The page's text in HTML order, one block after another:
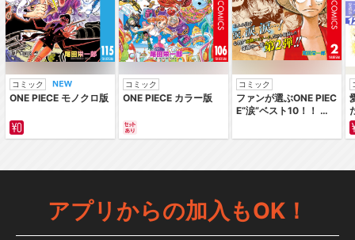
コミック
ONE PIECE モノクロ版
コミック
ONE PIECE カラー版
コミック
ファンが選ぶONE PIEC
E“涙”ベスト10！！ ～
編～ カラー版
アプリからの加入もOK！